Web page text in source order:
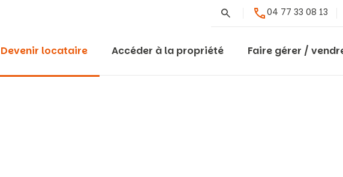
Rechercher04 77 33 08 13
Devenir locataire Accéder à la propriété Faire gérer /